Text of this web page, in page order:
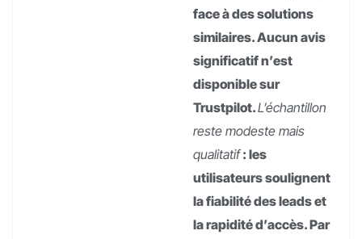
face à des solutions
similaires. Aucun avis
significatif n’est
disponible sur
Trustpilot.L’échantillon
reste modeste mais
qualitatif: les
utilisateurs soulignent
la fiabilité des leads et
la rapidité d’accès. Par